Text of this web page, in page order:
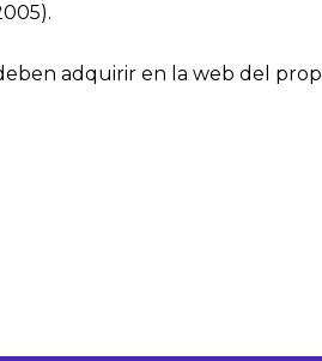
adquirir en la web del